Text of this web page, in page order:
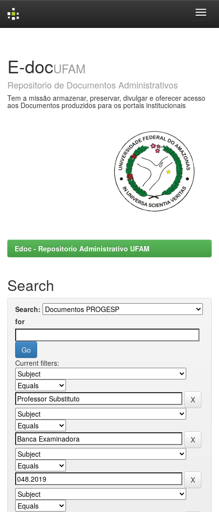
E-docUFAM
Repositorio de Documentos Administrativos
Tem a missão armazenar, preservar, divulgar e oferecer acesso
aos Documentos produzidos para os portais institucionais
Edoc - Repositorio Administrativo UFAM
Search
Search:
for
Current filters: